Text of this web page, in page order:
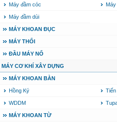
Máy đầm cóc Máy
Máy đầm dùi
MÁY KHOAN ĐỤC
MÁY THỔI
ĐẦU MÁY NỔ
MÁY CƠ KHÍ XÂY DỰNG
MÁY KHOAN BÀN
Hồng Ký
WDDM
MÁY KHOAN TỪ